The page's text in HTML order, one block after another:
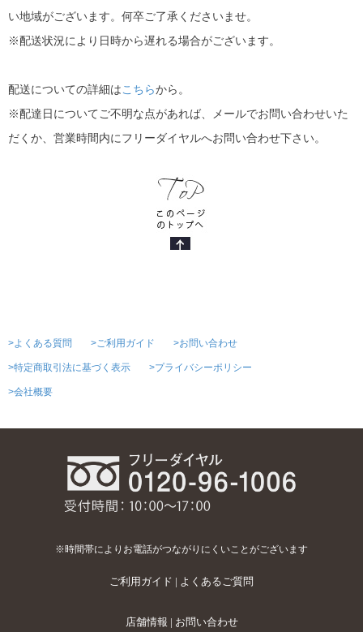
い地域がございます。何卒ご了承くださいませ。
※配送状況により日時から遅れる場合がございます。
配送についての詳細はこちらから。
※配達日についてご不明な点があれば、メールでお問い合わせいた
だくか、営業時間内にフリーダイヤルへお問い合わせ下さい。
>よくある質問 >ご利用ガイド >お問い合わせ
>特定商取引法に基づく表示 >プライバシーポリシー
>会社概要
※時間帯によりお電話がつながりにくいことがございます
ご利用ガイド | よくあるご質問
店舗情報 | お問い合わせ